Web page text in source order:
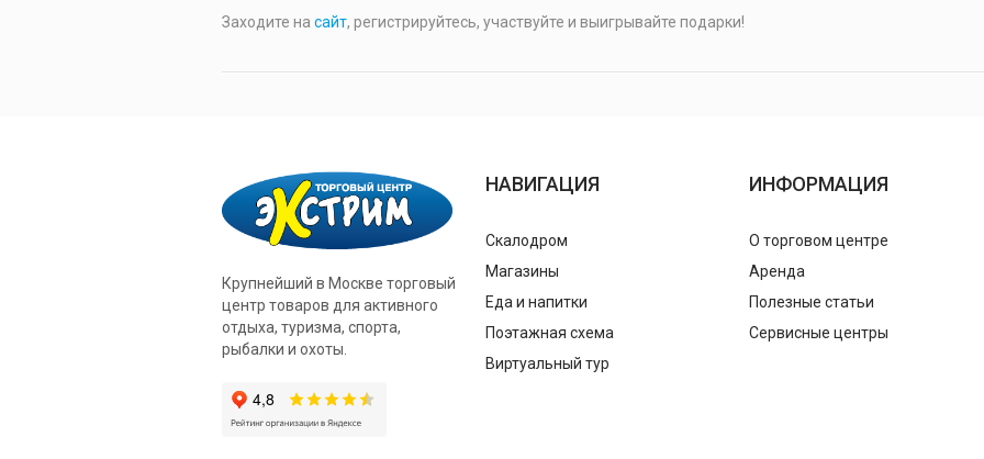
Заходите на сайт, регистрируйтесь, участвуйте и выигрывайте подарки!
Крупнейший в Москве торговый
центр товаров для активного
отдыха, туризма, спорта,
рыбалки и охоты.
НАВИГАЦИЯ
Скалодром
Магазины
Еда и напитки
Поэтажная схема
Виртуальный тур
ИНФОРМАЦИЯ
О торговом центре
Аренда
Полезные статьи
Сервисные центры